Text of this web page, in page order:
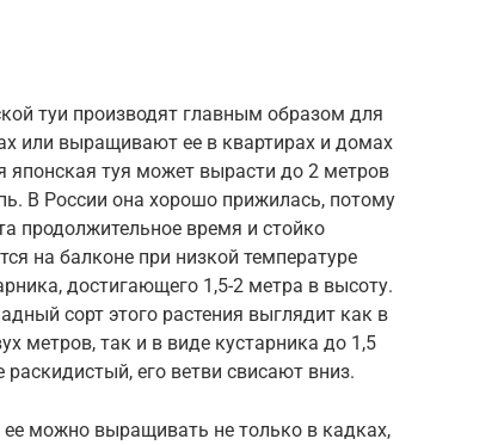
туи производят главным образом для
или выращивают ее в квартирах и домах
японская туя может вырасти до 2 метров
В России она хорошо прижилась, потому
продолжительное время и стойко
на балконе при низкой температуре
достигающего 1,5-2 метра в высоту.
сорт этого растения выглядит как в
метров, так и в виде кустарника до 1,5
его ветви свисают вниз.
ее можно выращивать не только в кадках,